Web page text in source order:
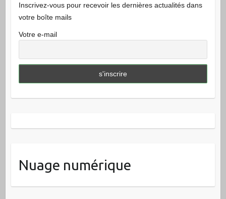
Inscrivez-vous pour recevoir les dernières actualités dans
votre boîte mails
Votre e-mail
Nuage numérique